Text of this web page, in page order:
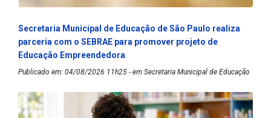
Secretaria Municipal de Educação de São Paulo realiza
parceria com o SEBRAE para promover projeto de
Educação Empreendedora
Publicado em: 04/08/2026 11h25 - em Secretaria Municipal de Educação